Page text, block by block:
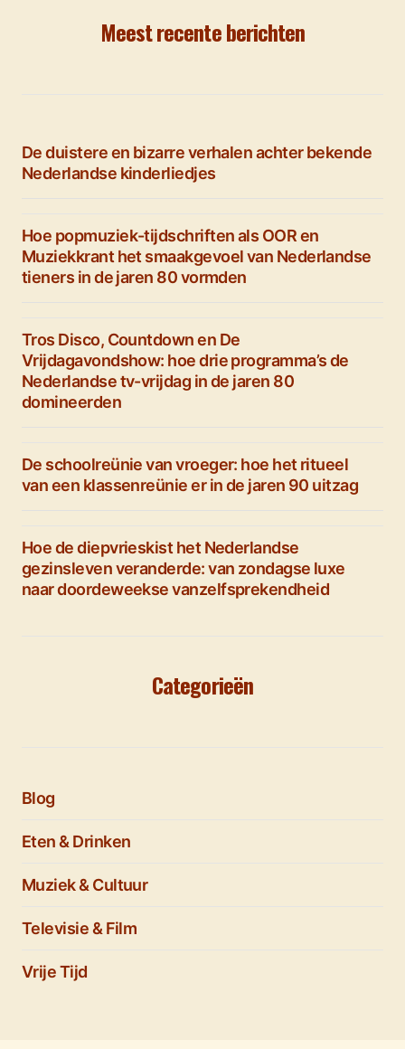
Meest recente berichten
De duistere en bizarre verhalen achter bekende
Nederlandse kinderliedjes
Hoe popmuziek-tijdschriften als OOR en
Muziekkrant het smaakgevoel van Nederlandse
tieners in de jaren 80 vormden
Tros Disco, Countdown en De
Vrijdagavondshow: hoe drie programma’s de
Nederlandse tv-vrijdag in de jaren 80
domineerden
De schoolreünie van vroeger: hoe het ritueel
van een klassenreünie er in de jaren 90 uitzag
Hoe de diepvrieskist het Nederlandse
gezinsleven veranderde: van zondagse luxe
naar doordeweekse vanzelfsprekendheid
Categorieën
Blog
Eten & Drinken
Muziek & Cultuur
Televisie & Film
Vrije Tijd